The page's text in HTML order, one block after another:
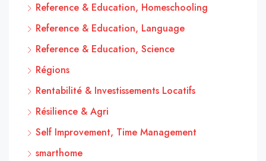
Reference & Education, Homeschooling
Reference & Education, Language
Reference & Education, Science
Régions
Rentabilité & Investissements Locatifs
Résilience & Agri
Self Improvement, Time Management
smarthome